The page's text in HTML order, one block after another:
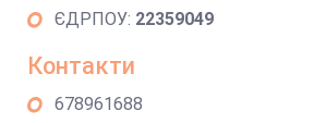
ЄДРПОУ: 22359049
Контакти
678961688